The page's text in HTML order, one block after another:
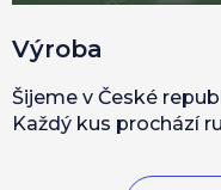
Výroba
Šijeme v České
Každý kus prochází